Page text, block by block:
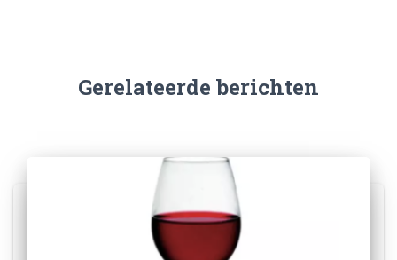
Gerelateerde berichten